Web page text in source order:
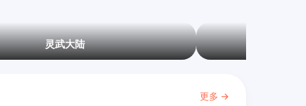
灵武大陆
更多 →